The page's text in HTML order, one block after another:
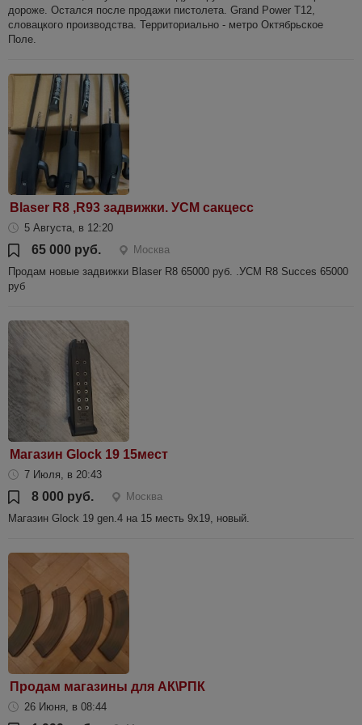
дороже. Остался после продажи пистолета. Grand Power T12,
словацкого производства. Территориально - метро Октябрьское
Поле.
Blaser R8 ,R93 задвижки. УСМ сакцесс
5 Августа, в 12:20
65 000 руб.
Москва
Продам новые задвижки Blaser R8 65000 руб. .УСМ R8 Succes 65000
руб
Магазин Glock 19 15мест
7 Июля, в 20:43
8 000 руб.
Москва
Магазин Glock 19 gen.4 на 15 месть 9х19, новый.
Продам магазины для АК\РПК
26 Июня, в 08:44